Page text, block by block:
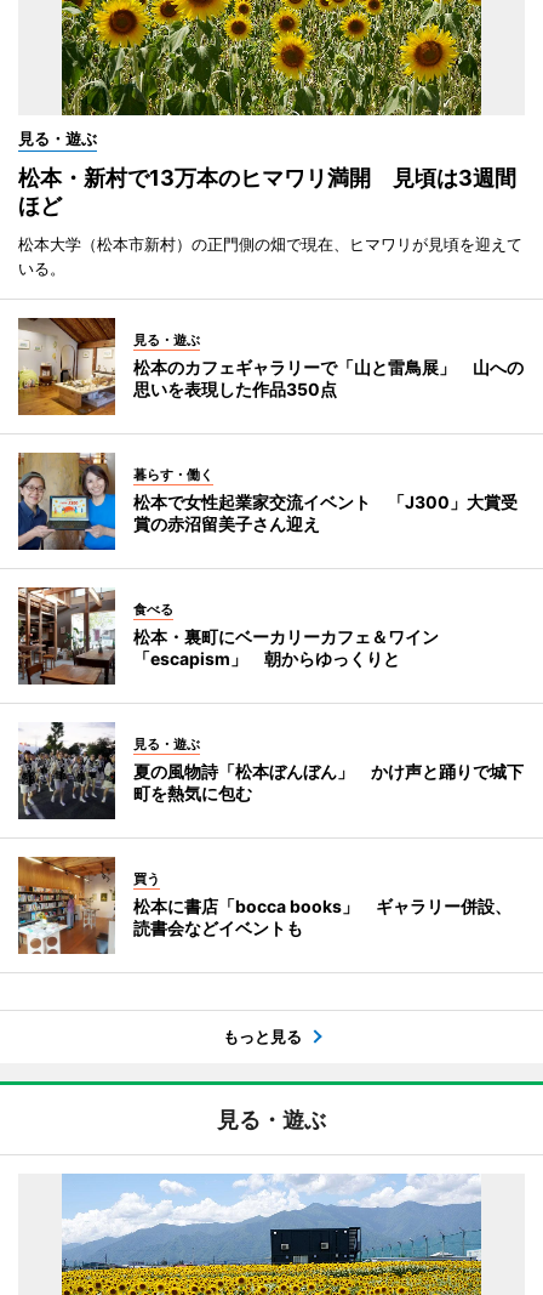
見る・遊ぶ
松本・新村で13万本のヒマワリ満開 見頃は3週間
ほど
松本大学（松本市新村）の正門側の畑で現在、ヒマワリが見頃を迎えて
いる。
見る・遊ぶ
松本のカフェギャラリーで「山と雷鳥展」 山への
思いを表現した作品350点
暮らす・働く
松本で女性起業家交流イベント 「J300」大賞受
賞の赤沼留美子さん迎え
食べる
松本・裏町にベーカリーカフェ＆ワイン
「escapism」 朝からゆっくりと
見る・遊ぶ
夏の風物詩「松本ぼんぼん」 かけ声と踊りで城下
町を熱気に包む
買う
松本に書店「bocca books」 ギャラリー併設、
読書会などイベントも
もっと見る
見る・遊ぶ